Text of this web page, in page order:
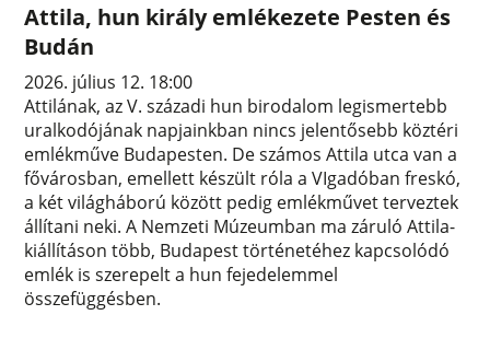
Attila, hun király emlékezete Pesten és
Budán
2026. július 12. 18:00
Attilának, az V. századi hun birodalom legismertebb
uralkodójának napjainkban nincs jelentősebb köztéri
emlékműve Budapesten. De számos Attila utca van a
fővárosban, emellett készült róla a VIgadóban freskó,
a két világháború között pedig emlékművet terveztek
állítani neki. A Nemzeti Múzeumban ma záruló Attila-
kiállításon több, Budapest történetéhez kapcsolódó
emlék is szerepelt a hun fejedelemmel
összefüggésben.